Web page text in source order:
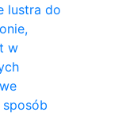
lustra do
w
sposób